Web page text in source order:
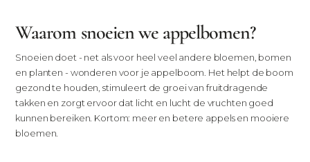
Waarom snoeien we appelbomen?
Snoeien doet - net als voor heel veel andere bloemen, bomen
en planten - wonderen voor je appelboom. Het helpt de boom
gezond te houden, stimuleert de groei van fruitdragende
takken en zorgt ervoor dat licht en lucht de vruchten goed
kunnen bereiken. Kortom: meer en betere appels en mooiere
bloemen.